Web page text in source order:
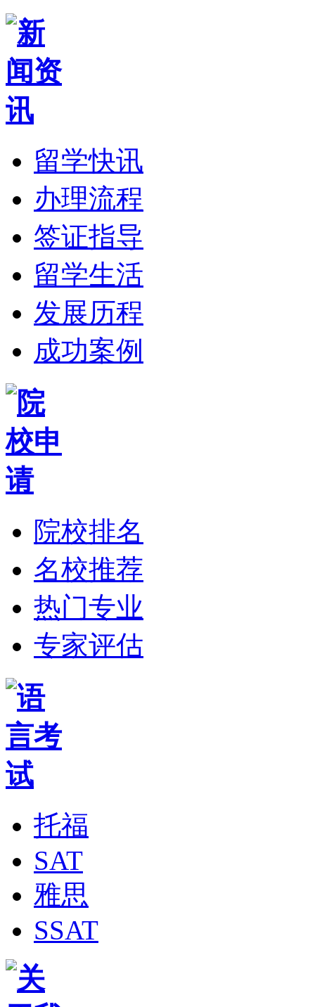
留学快讯
办理流程
签证指导
留学生活
发展历程
成功案例
院校排名
名校推荐
热门专业
专家评估
托福
SAT
雅思
SSAT